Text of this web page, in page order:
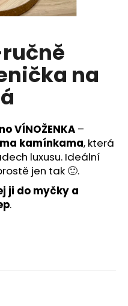
ručně
na
VÍNOŽENKA –
kamínkama, která
luxusu. Ideální
jen tak 🙂.
ji do myčky a
.